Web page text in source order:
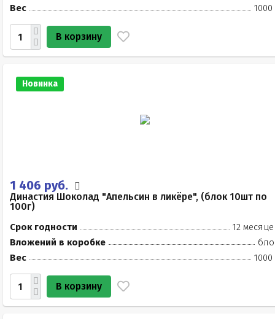
Вес
1000
В корзину
Новинка
1 406 руб.
Династия Шоколад "Апельсин в ликёре", (блок 10шт по
100г)
Срок годности
12
Вложений в коробке
Вес
1000
В корзину